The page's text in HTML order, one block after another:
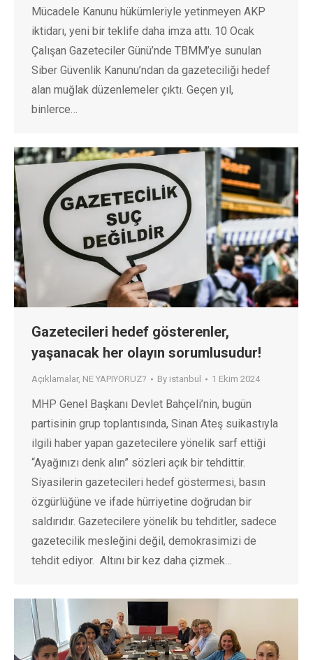
Mücadele Kanunu hükümleriyle yetinmeyen AKP
iktidarı, yeni bir teklife daha imza attı. 10 Ocak
Çalışan Gazeteciler Günü’nde TBMM’ye sunulan
Siber Güvenlik Kanunu’ndan da gazeteciliği hedef
alan muğlak düzenlemeler çıktı. Geçen yıl,
binlerce…
Gazetecileri hedef gösterenler,
yaşanacak her olayın sorumlusudur!
Açıklamalar, NE YAPIYORUZ? By istanbul 1 Ekim 2024
MHP Genel Başkanı Devlet Bahçeli’nin, bugün
partisinin grup toplantısında, Sinan Ateş suikastıyla
ilgili haber yapan gazetecilere yönelik sarf ettiği
“Ayağınızı denk alın” sözleri açık bir tehdittir.
Siyasilerin gazetecileri hedef göstermesi, basın
özgürlüğüne ve ifade hürriyetine doğrudan bir
saldırıdır. Gazetecilere yönelik bu tehditler, sadece
gazetecilik mesleğini değil, demokrasimizi de
tehdit ediyor. Altını bir kez daha çizmek…